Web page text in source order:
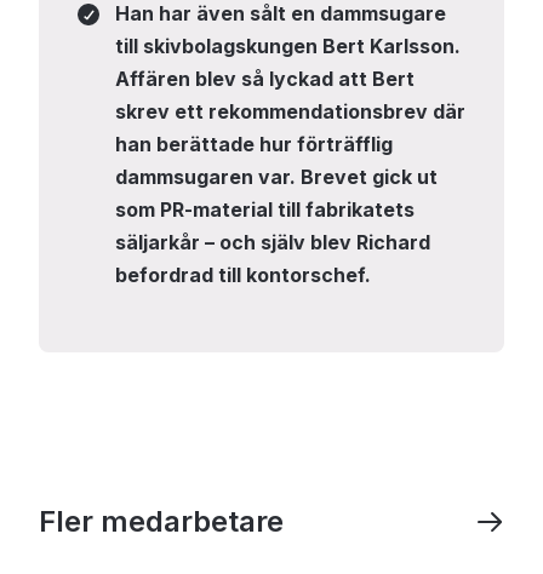
Han har även sålt en dammsugare
till skivbolagskungen Bert Karlsson.
Affären blev så lyckad att Bert
skrev ett rekommendationsbrev där
han berättade hur förträfflig
dammsugaren var. Brevet gick ut
som PR-material till fabrikatets
säljarkår – och själv blev Richard
befordrad till kontorschef.
Fler medarbetare